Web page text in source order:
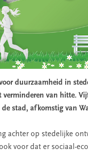
duurzaamheid in
van hitte.
stad, afkomstig van
achter op stedelijke
voor dat er sociaal-